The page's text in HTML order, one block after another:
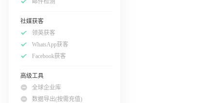
邮件检测
社媒获客
领英获客
WhatsApp获客
Facebook获客
高级工具
全球企业库
数据导出(按需充值)